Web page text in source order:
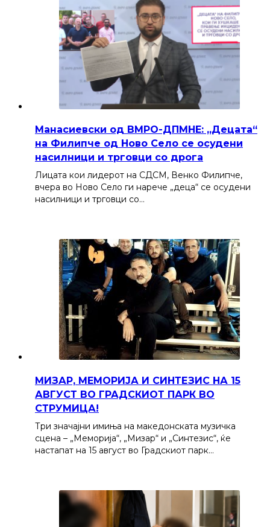
Манасиевски од ВМРО-ДПМНЕ: „Децата“
на Филипче од Ново Село се осудени
насилници и трговци со дрога
Лицата кои лидерот на СДСМ, Венко Филипче,
вчера во Ново Село ги нарече „деца“ се осудени
насилници и трговци со…
МИЗАР, МЕМОРИЈА И СИНТЕЗИС НА 15
АВГУСТ ВО ГРАДСКИОТ ПАРК ВО
СТРУМИЦА!
Три значајни имиња на македонската музичка
сцена – „Меморија“, „Мизар“ и „Синтезис“, ќе
настапат на 15 август во Градскиот парк…